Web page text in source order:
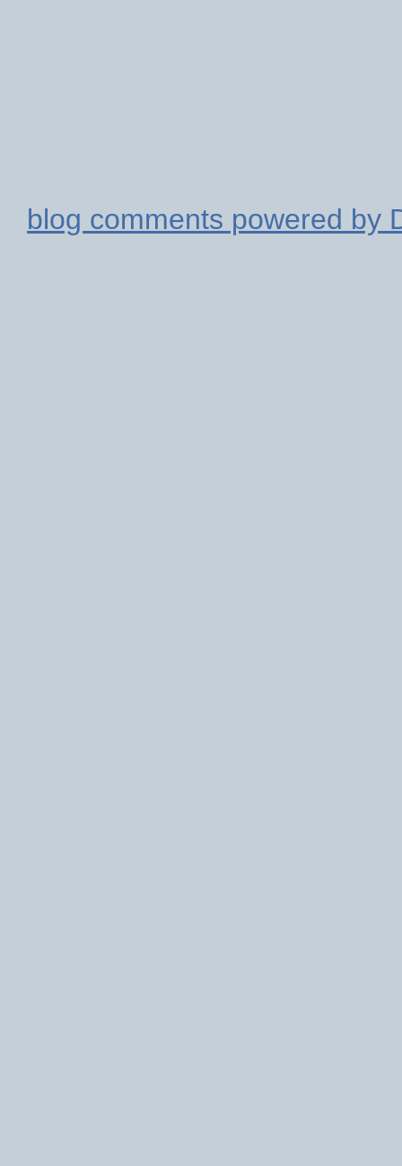
blog comments powered by